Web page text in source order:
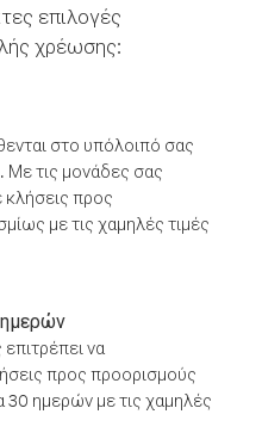
επιλογές
χρέωσης:
στο υπόλοιπό σας
Με τις μονάδες σας
κλήσεις προς
με τις χαμηλές τιμές
να
προς προορισμούς
30 ημερών με τις χαμηλές